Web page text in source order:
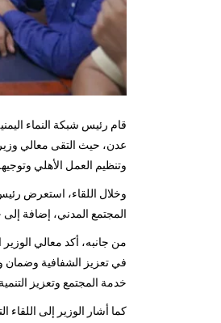
عدن، حيث التقى معالي
وتنظيم العمل الأهلي
وخلال اللقاء، استعرض
المجتمع المدني، إضافة
من جانبه، أكد معالي الوزير
في تعزيز الشفافية وضمان
خدمة المجتمع وتعزيز
كما أشار الوزير إلى